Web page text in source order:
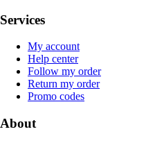
Services
My account
Help center
Follow my order
Return my order
Promo codes
About